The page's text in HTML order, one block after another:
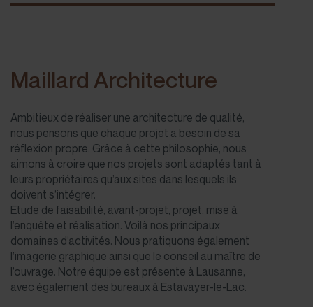
Maillard Architecture
Ambitieux de réaliser une architecture de qualité,
nous pensons que chaque projet a besoin de sa
réflexion propre. Grâce à cette philosophie, nous
aimons à croire que nos projets sont adaptés tant à
leurs propriétaires qu’aux sites dans lesquels ils
doivent s’intégrer.
Etude de faisabilité, avant-projet, projet, mise à
l’enquête et réalisation. Voilà nos principaux
domaines d’activités. Nous pratiquons également
l’imagerie graphique ainsi que le conseil au maître de
l’ouvrage. Notre équipe est présente à Lausanne,
avec également des bureaux à Estavayer-le-Lac.